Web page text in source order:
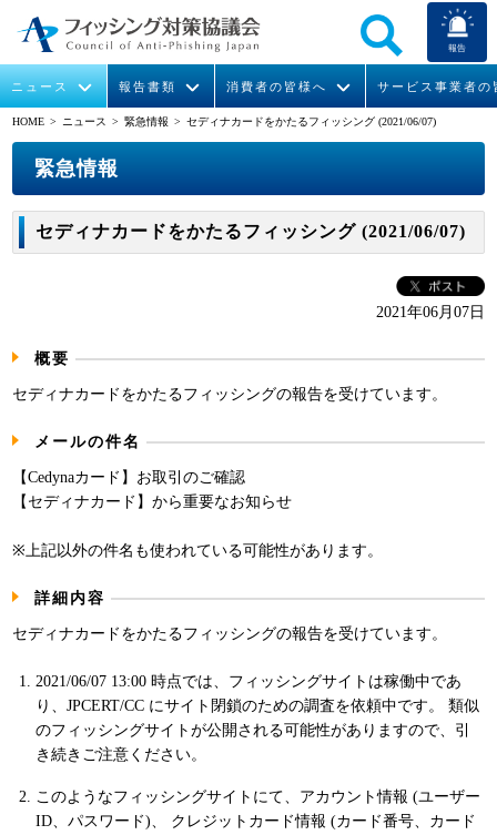
報告
ニュース
イベント
報告書類
月次報告書
消費者の皆様へ
フィッシングの報告
マンガでわかるフィッシング詐欺対策 5ヶ条
サービス事業者の
STOP. THINK. CONNECT.
運営委員紹介
WG活動
HOME > ニュース >緊急情報 > セディナカードをかたるフィッシング (2021/06/07)
緊急情報
セディナカードをかたるフィッシング (2021/06/07)
2021年06月07日
概要
セディナカードをかたるフィッシングの報告を受けています。
メールの件名
【Cedynaカード】お取引のご確認
【セディナカード】から重要なお知らせ
※上記以外の件名も使われている可能性があります。
詳細内容
セディナカードをかたるフィッシングの報告を受けています。
2021/06/07 13:00 時点では、フィッシングサイトは稼働中であ
り、JPCERT/CC にサイト閉鎖のための調査を依頼中です。 類似
のフィッシングサイトが公開される可能性がありますので、引
き続きご注意ください。
このようなフィッシングサイトにて、アカウント情報 (ユーザー
ID、パスワード)、 クレジットカード情報 (カード番号、カード